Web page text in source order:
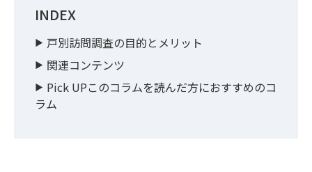
INDEX
戸別訪問調査の目的とメリット
関連コンテンツ
Pick UPこのコラムを読んだ方におすすめのコ
ラム